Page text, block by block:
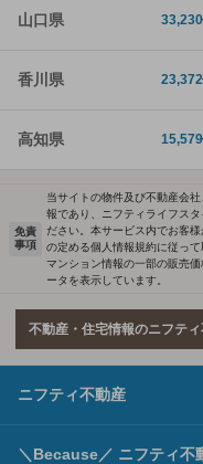
山口県 33,230
香川県 23,372
高知県 15,579
免責
事項
当サイトの物件及び不動産会
報であり、ニフティライフス
ださい。本サービス内でお客
の定める個人情報規約に従って
マンション情報の一部の販売
ータを表示しています。
不動産・住宅情報のニフテ
ニフティ不動産
＼Because／ ニフティ不